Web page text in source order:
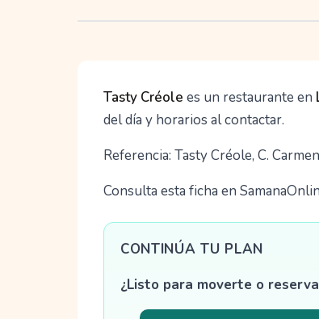
Tasty Créole es un restaurante en
del día y horarios al contactar.
Referencia: Tasty Créole, C.
Consulta esta ficha en
CONTINÚA TU PLAN
¿Listo para moverte o